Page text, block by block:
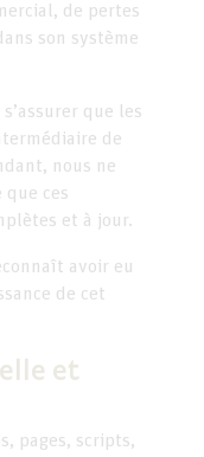
de pertes
son système
que les
de
nous ne
que ces
et à jour.
avoir eu
de cet
et
pages, scripts,